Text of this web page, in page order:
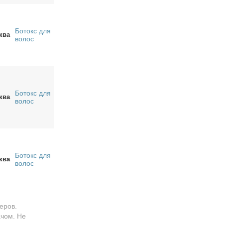
Ботокс для
волос
Ботокс для
волос
Ботокс для
волос
Не